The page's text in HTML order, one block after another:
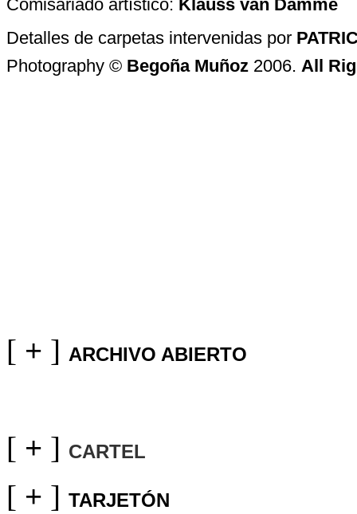
Comisariado artístico: Klauss van Damme
Detalles de carpetas intervenidas por
Photography © Begoña Muñoz 2006. All
[ + ] ARCHIVO ABIERTO
[ + ] CARTEL
[ + ] TARJETÓN